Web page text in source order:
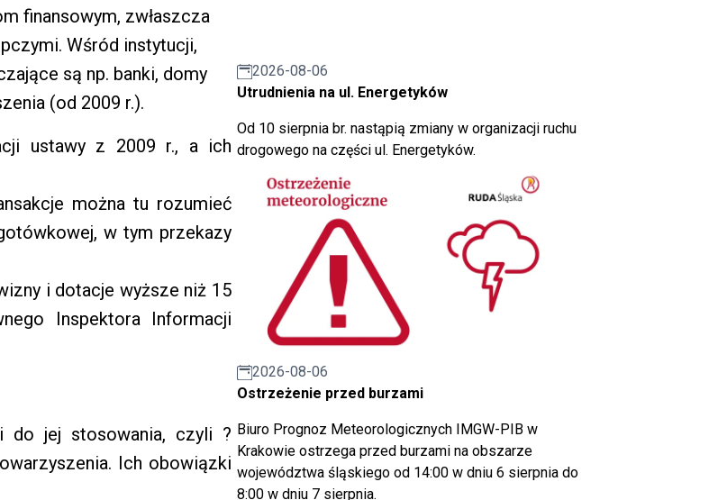
finansowym, zwłaszcza
Wśród instytucji,
są np. banki, domy
(od 2009 r.).
ustawy z 2009 r., a ich
można tu rozumieć
w tym przekazy
i dotacje wyższe niż 15
Inspektora Informacji
do jej stosowania, czyli ?
Ich obowiązki
2026-08-06
Utrudnienia na ul. Energetyków
Od 10 sierpnia br. nastąpią zmiany w organizacji ruchu
drogowego na części ul. Energetyków.
2026-08-06
Ostrzeżenie przed burzami
Biuro Prognoz Meteorologicznych IMGW-PIB w
Krakowie ostrzega przed burzami na obszarze
województwa śląskiego od 14:00 w dniu 6 sierpnia do
8:00 w dniu 7 sierpnia.